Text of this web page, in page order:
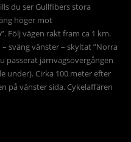
du ser Gullfibers stora
höger mot
Följ vägen rakt fram ca 1 km.
sväng vänster – skyltat ”Norra
passerat järnvägsövergången
under). Cirka 100 meter efter
på vänster sida. Cykelaffären